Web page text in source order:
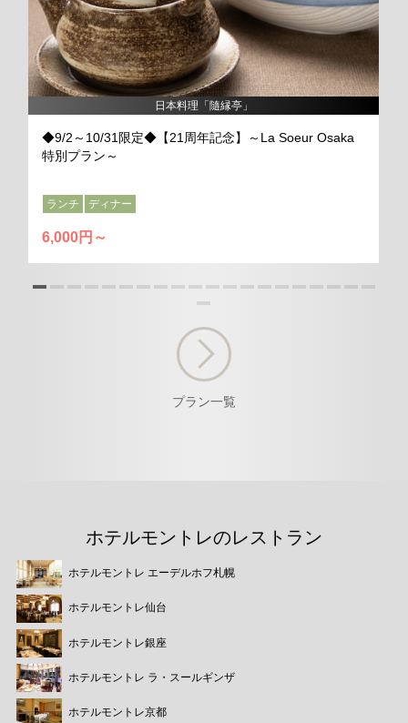
日本料理「隨縁亭」
◆9/2～10/31限定◆【21周年記念】～La Soeur Osaka
特別プラン～
ランチ ディナー
6,000円～
プラン一覧
ホテルモントレのレストラン
ホテルモントレ エーデルホフ札幌
ホテルモントレ仙台
ホテルモントレ銀座
ホテルモントレ ラ・スールギンザ
ホテルモントレ京都